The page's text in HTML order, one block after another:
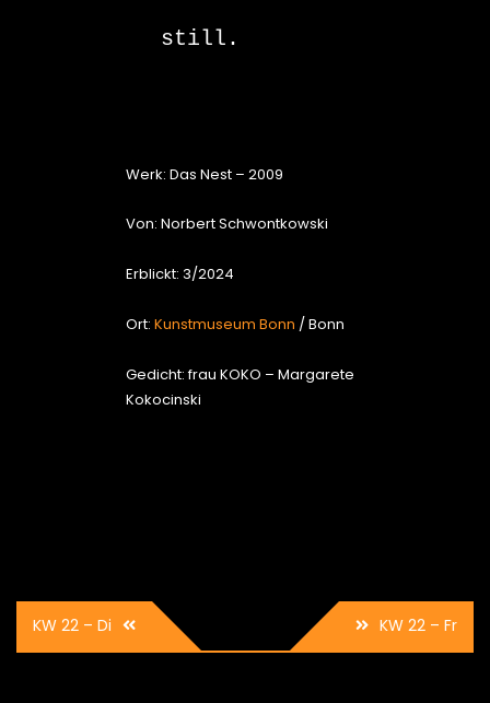
still.
Werk: Das Nest – 2009
Von: Norbert Schwontkowski
Erblickt: 3/2024
Ort: Kunstmuseum Bonn / Bonn
Gedicht: frau KOKO – Margarete
Kokocinski
Beitrags-
Navigation
KW 22 – Di KW 22 – Fr